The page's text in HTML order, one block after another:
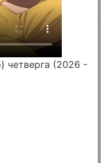
четверга (2026 -